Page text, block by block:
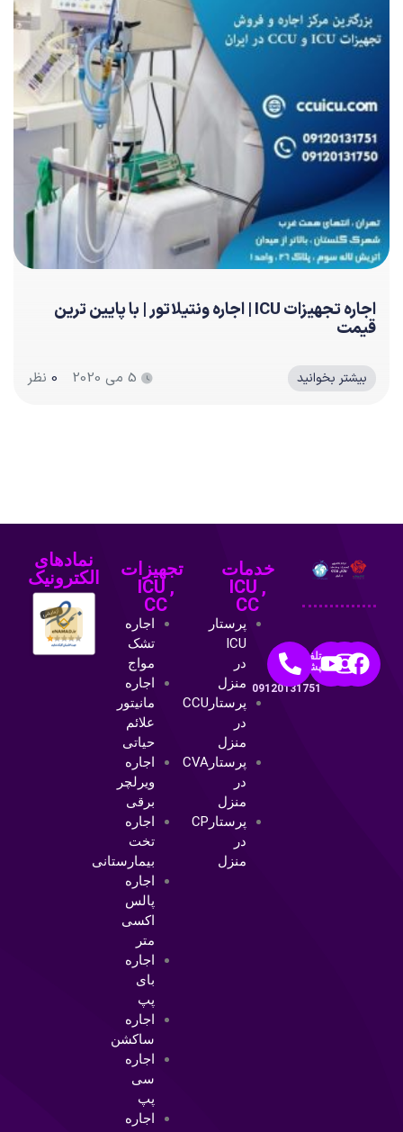
اجاره تجهیزات ICU | اجاره ونتیلاتور | با پایین ترین
قیمت
بیشتر بخوانید 5 می 2020 0 نظر
تلفن
پشتیبانی:
09120131751
خدمات
ICU ,
CC
پرستار
ICU
در
منزل
پرستارCCU
در
منزل
پرستارCVA
در
منزل
پرستارCP
در
منزل
تجهیزات
ICU ,
CC
اجاره
تشک
مواج
اجاره
مانیتور
علائم
حیاتی
اجاره
ویرلچر
برقی
اجاره
تخت
بیمارستانی
اجاره
پالس
اکسی
متر
اجاره
بای
پپ
اجاره
ساکشن
اجاره
سی
پپ
اجاره
نمادهای
الکترونیک